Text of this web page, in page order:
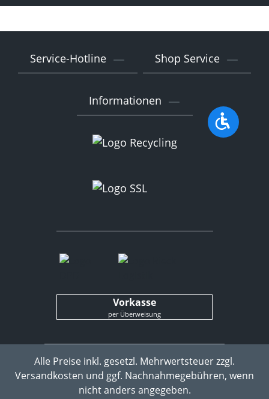
Service-Hotline Shop Service
Informationen
Vorkasse
per Überweisung
Alle Preise inkl. gesetzl. Mehrwertsteuer zzgl.
Versandkosten und ggf. Nachnahmegebühren, wenn
nicht anders angegeben.